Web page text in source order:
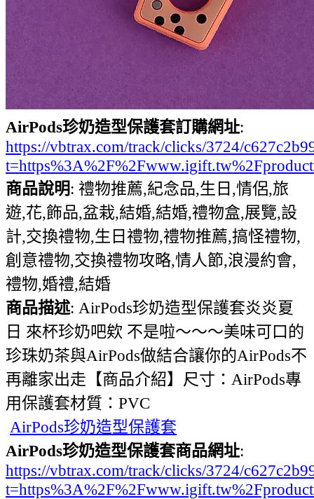
AirPods珍奶造型保護套訂購網址:
https://vbtrax.com/track/clicks/3724/
商品說明: 禮物推薦,紀念品,生日,情侶,旅
遊,花,飾品,盆栽,結婚,結婚,禮物盒,展覽,設
計,交換禮物,生日禮物,禮物推薦,搞怪禮物,
創意禮物,交換禮物攻略,情人節,浪漫約會,
禮物,婚禮,結婚
商品描述: AirPods珍奶造型保護套炎炎夏
日 來杯珍奶吧欸 不是啦～～～美味可口的
珍珠奶茶與AirPods做結合讓你的AirPods不
再離家出走【商品介紹】尺寸：AirPods專
用保護套材質：PVC
AirPods珍奶造型保護套
AirPods珍奶造型保護套商品網址:
https://vbtrax.com/track/clicks/3724/